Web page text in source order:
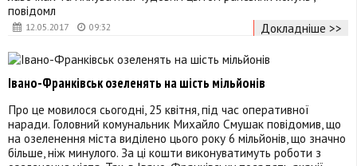
12.05.2017 09:32
повідомл
Докладніше >>
Івано-Франківськ озеленять на шість мільйонів
Про це мовилося сьогодні, 25 квітня, під час оперативної
наради. Головний комунальник Михайло Смушак повідомив, що
на озеленення міста виділено цього року 6 мільйонів, що значно
більше, ніж минулого. За ці кошти виконуватимуть роботи з